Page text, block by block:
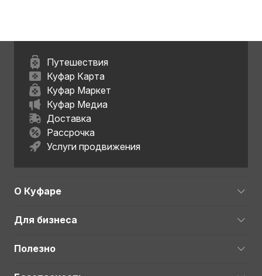
Путешествия
Куфар Карта
Куфар Маркет
Куфар Медиа
Доставка
Рассрочка
Услуги продвижения
О Куфаре
Для бизнеса
Полезно